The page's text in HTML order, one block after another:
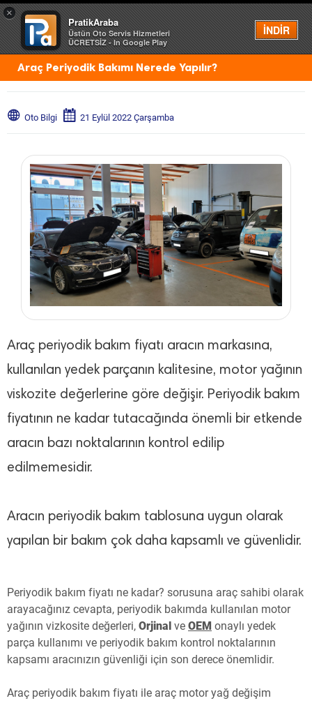
×
PratikAraba
Üstün Oto Servis Hizmetleri
ÜCRETSİZ - In Google Play
İNDİR
Menü
Araç Periyodik Bakımı Nerede Yapılır?
Oto Bilgi 21 Eylül 2022 Çarşamba
Araç periyodik bakım fiyatı aracın markasına,
kullanılan yedek parçanın kalitesine, motor yağının
viskozite değerlerine göre değişir. Periyodik bakım
fiyatının ne kadar tutacağında önemli bir etkende
aracın bazı noktalarının kontrol edilip
edilmemesidir.
Aracın periyodik bakım tablosuna uygun olarak
yapılan bir bakım çok daha kapsamlı ve güvenlidir.
Periyodik bakım fiyatı ne kadar? sorusuna araç sahibi olarak
arayacağınız cevapta, periyodik bakımda kullanılan motor
yağının vizkosite değerleri, Orjinal ve OEM onaylı yedek
parça kullanımı ve periyodik bakım kontrol noktalarının
kapsamı aracınızın güvenliği için son derece önemlidir.
Araç periyodik bakım fiyatı ile araç motor yağ değişim